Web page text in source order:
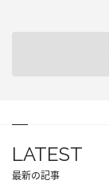
LATEST
最新の記事